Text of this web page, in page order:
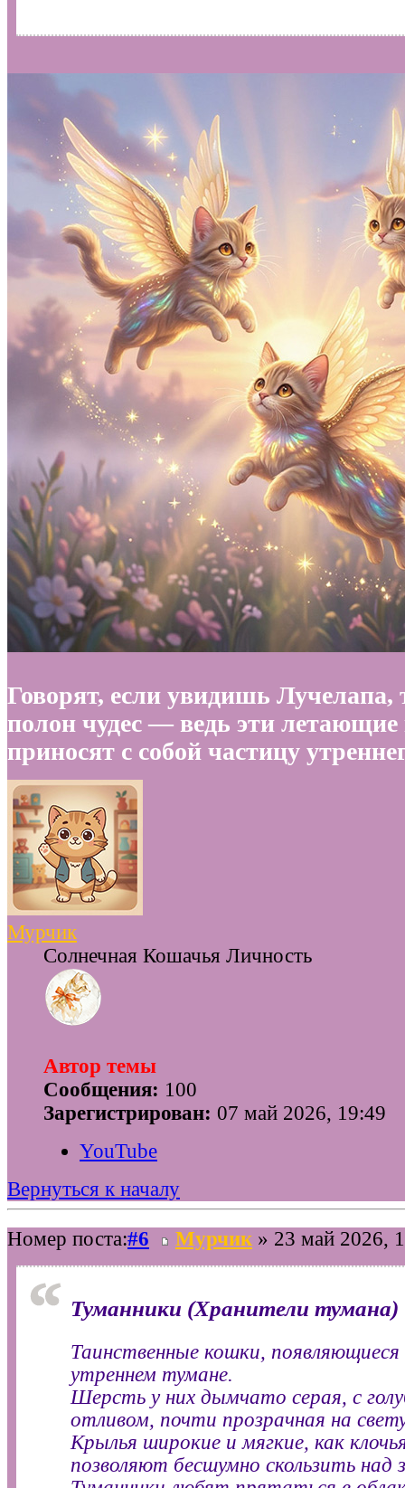
Говорят, если увидишь Лучелапа,
полон чудес — ведь эти
приносят с собой частицу
Мурчик
Солнечная Кошачья Личность
Автор темы
Сообщения: 100
Зарегистрирован: 07 май 2026, 19:49
YouTube
Вернуться к началу
Номер поста:#6 Мурчик » 23 май 2026,
Туманники (Хранители тумана)
Таинственные кошки, появляющиеся
утреннем тумане.
Шерсть у них дымчато серая, с
отливом, почти прозрачная на
Крылья широкие и мягкие, как
позволяют бесшумно скользить над